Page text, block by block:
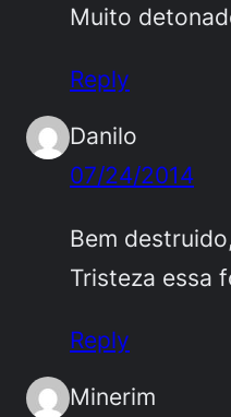
Muito
Reply
Danilo
07/24/2014
Bem
Tristeza essa
Reply
Minerim